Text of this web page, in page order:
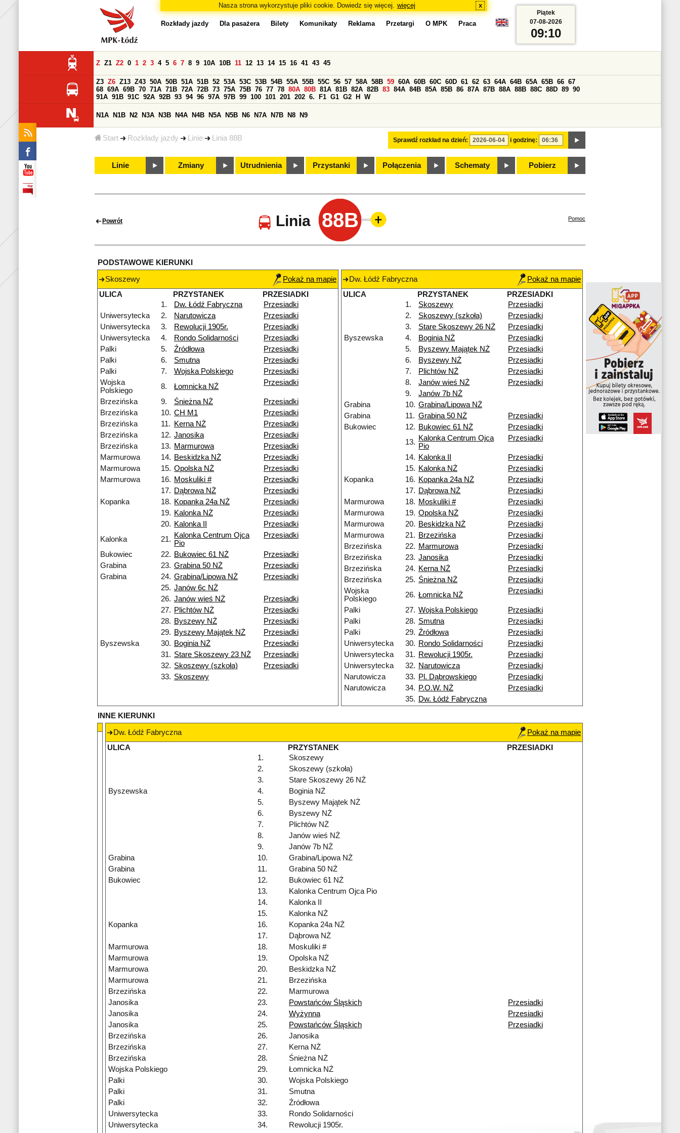
Nasza strona wykorzystuje pliki cookie. Dowiedz się więcej. więcej x
Start Rozkłady jazdy Linie Linia 88B
Rozkłady jazdy Dla pasażera Bilety Komunikaty Reklama Przetargi O MPK Praca
Sprawdź rozkład na dzień: i godzinę:
Z Z1 Z2 0 1 2 3 4 5 6 7 8 9 10A 10B 11 12 13 14 15 16 41 43 45
Z3 Z6 Z13 Z43 50A 50B 51A 51B 52 53A 53C 53B 54B 55A 55B 55C 56 57 58A 58B 59 60A 60B 60C 60D 61 62 63 64A 64B 65A 65B 66 67
68 69A 69B 70 71A 71B 72A 72B 73 75A 75B 76 77 78 80A 80B 81A 81B 82A 82B 83 84A 84B 85A 85B 86 87A 87B 88A 88B 88C 88D 89 90
91A 91B 91C 92A 92B 93 94 96 97A 97B 99 100 101 201 202 6. F1 G1 G2 H W
N1A N1B N2 N3A N3B N4A N4B N5A N5B N6 N7A N7B N8 N9
Linie Zmiany Utrudnienia Przystanki Połączenia Schematy Pobierz
Piątek
07-08-2026
09:10
Powrót Linia 88B Pomoc
PODSTAWOWE KIERUNKI
Skoszewy
Pokaż na mapie
ULICA
PRZYSTANEK
PRZESIADKI
1.
Dw. Łódź Fabryczna
Przesiadki
Uniwersytecka
2. Narutowicza
Przesiadki
Uniwersytecka
3. Rewolucji 1905r.
Przesiadki
Uniwersytecka
4. Rondo Solidarności
Przesiadki
Palki
5. Źródłowa
Przesiadki
Palki
6. Smutna
Przesiadki
Palki
7. Wojska Polskiego
Przesiadki
Wojska
Polskiego
8. Łomnicka NŻ Przesiadki
Brzezińska 9. Śnieżna NŻ
Przesiadki
Brzezińska
10. CH M1
Przesiadki
Brzezińska
11. Kerna NŻ
Przesiadki
Brzezińska
12. Janosika
Przesiadki
Brzezińska
13. Marmurowa
Przesiadki
Marmurowa
14. Beskidzka NŻ
Przesiadki
Marmurowa
15. Opolska NŻ
Przesiadki
Marmurowa
16. Moskuliki #
Przesiadki
17. Dąbrowa NŻ
Przesiadki
Kopanka
18. Kopanka 24a NŻ
Przesiadki
19. Kalonka NŻ
Przesiadki
20. Kalonka II
Przesiadki
Kalonka
21. Kalonka Centrum Ojca
Pio
Przesiadki
Bukowiec 22. Bukowiec 61 NŻ
Przesiadki
Grabina
23. Grabina 50 NŻ
Przesiadki
Grabina
24. Grabina/Lipowa NŻ
Przesiadki
25. Janów 6c NŻ
26. Janów wieś NŻ
Przesiadki
27. Plichtów NŻ
Przesiadki
28. Byszewy NŻ
Przesiadki
29. Byszewy Majątek NŻ
Przesiadki
Byszewska
30. Boginia NŻ
Przesiadki
31. Stare Skoszewy 23 NŻ
Przesiadki
32. Skoszewy (szkoła)
Przesiadki
33. Skoszewy
Dw. Łódź Fabryczna
Pokaż na mapie
ULICA
PRZYSTANEK
PRZESIADKI
1.
Skoszewy
Przesiadki
2.
Skoszewy (szkoła)
Przesiadki
3.
Stare Skoszewy 26 NŻ
Przesiadki
Byszewska
4. Boginia NŻ
Przesiadki
5.
Byszewy Majątek NŻ
Przesiadki
6.
Byszewy NŻ
Przesiadki
7.
Plichtów NŻ
Przesiadki
8.
Janów wieś NŻ
Przesiadki
9.
Janów 7b NŻ
Grabina
10. Grabina/Lipowa NŻ
Grabina
11. Grabina 50 NŻ
Przesiadki
Bukowiec
12. Bukowiec 61 NŻ
Przesiadki
13. Kalonka Centrum Ojca
Pio
Przesiadki
14. Kalonka II
Przesiadki
15. Kalonka NŻ
Przesiadki
Kopanka
16. Kopanka 24a NŻ
Przesiadki
17. Dąbrowa NŻ
Przesiadki
Marmurowa
18. Moskuliki #
Przesiadki
Marmurowa
19. Opolska NŻ
Przesiadki
Marmurowa
20. Beskidzka NŻ
Przesiadki
Marmurowa
21. Brzezińska
Przesiadki
Brzezińska
22. Marmurowa
Przesiadki
Brzezińska
23. Janosika
Przesiadki
Brzezińska
24. Kerna NŻ
Przesiadki
Brzezińska
25. Śnieżna NŻ
Przesiadki
Wojska
Polskiego
26. Łomnicka NŻ Przesiadki
Palki 27. Wojska Polskiego
Przesiadki
Palki
28. Smutna
Przesiadki
Palki
29. Źródłowa
Przesiadki
Uniwersytecka
30. Rondo Solidarności
Przesiadki
Uniwersytecka
31. Rewolucji 1905r.
Przesiadki
Uniwersytecka
32. Narutowicza
Przesiadki
Narutowicza
33. Pl. Dąbrowskiego
Przesiadki
Narutowicza
34. P.O.W. NŻ
Przesiadki
35. Dw. Łódź Fabryczna
INNE KIERUNKI
Dw. Łódź Fabryczna
Pokaż na mapie
ULICA
PRZYSTANEK
PRZESIADKI
1.
Skoszewy
2.
Skoszewy (szkoła)
3.
Stare Skoszewy 26 NŻ
Byszewska
4.
Boginia NŻ
5.
Byszewy Majątek NŻ
6.
Byszewy NŻ
7.
Plichtów NŻ
8.
Janów wieś NŻ
9.
Janów 7b NŻ
Grabina
10.
Grabina/Lipowa NŻ
Grabina
11.
Grabina 50 NŻ
Bukowiec
12.
Bukowiec 61 NŻ
13.
Kalonka Centrum Ojca Pio
14.
Kalonka II
15.
Kalonka NŻ
Kopanka
16.
Kopanka 24a NŻ
17.
Dąbrowa NŻ
Marmurowa
18.
Moskuliki #
Marmurowa
19.
Opolska NŻ
Marmurowa
20.
Beskidzka NŻ
Marmurowa
21.
Brzezińska
Brzezińska
22.
Marmurowa
Janosika
23. Powstańców Śląskich
Przesiadki
Janosika
24. Wyżynna
Przesiadki
Janosika
25. Powstańców Śląskich
Przesiadki
Brzezińska
26.
Janosika
Brzezińska
27.
Kerna NŻ
Brzezińska
28.
Śnieżna NŻ
Wojska Polskiego
29.
Łomnicka NŻ
Palki
30.
Wojska Polskiego
Palki
31.
Smutna
Palki
32.
Źródłowa
Uniwersytecka
33.
Rondo Solidarności
Uniwersytecka
34.
Rewolucji 1905r.